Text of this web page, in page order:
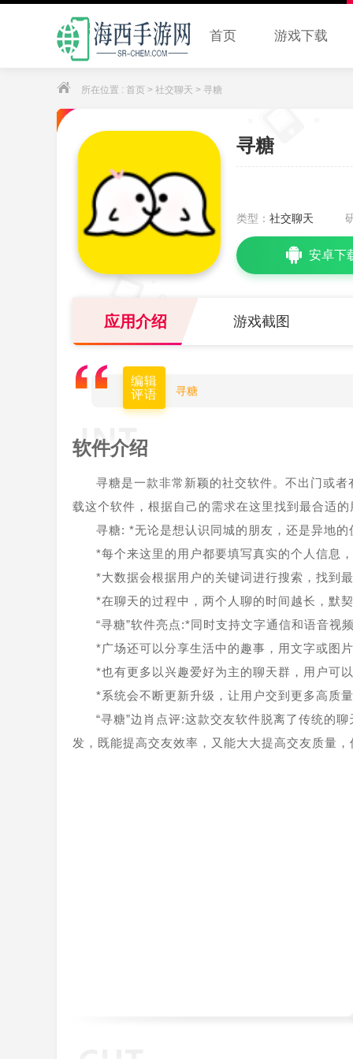
首页 游戏下载
所在位置 : 首页 > 社交聊天 > 寻糖
寻糖
类型： 社交聊天
安卓下
应用介绍 游戏截图
编辑
评语
寻糖
软件介绍
寻糖是一款非常新颖的社交软件。不出门或
载这个软件，根据自己的需求在这里找到最合适
寻糖: *无论是想认识同城的朋友，还是异地
*每个来这里的用户都要填写真实的个人信息
*大数据会根据用户的关键词进行搜索，找到
*在聊天的过程中，两个人聊的时间越长，默
“寻糖”软件亮点:*同时支持文字通信和语音视
*广场还可以分享生活中的趣事，用文字或图
*也有更多以兴趣爱好为主的聊天群，用户可
*系统会不断更新升级，让用户交到更多高质
“寻糖”边肖点评:这款交友软件脱离了传统的
发，既能提高交友效率，又能大大提高交友质量